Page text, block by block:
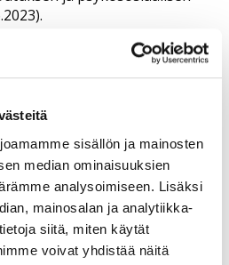
sisällön ja mainosten
median ominaisuuksien
analysoimiseen. Lisäksi
mainosalan ja analytiikka-
siitä, miten käytät
voivat yhdistää näitä
elämää tutkitaan
Tapio Rusanen. IT-lehti